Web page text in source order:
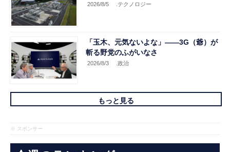
2026/8/5 .テクノロジー
「玉木、元気ないよな」――3G（爺）が
斬る野党のふがいなさ
2026/8/3 .政治
もっと見る
※ スポンサー